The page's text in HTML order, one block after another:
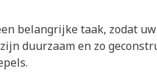
belangrijke taak, zodat uw
duurzaam en zo